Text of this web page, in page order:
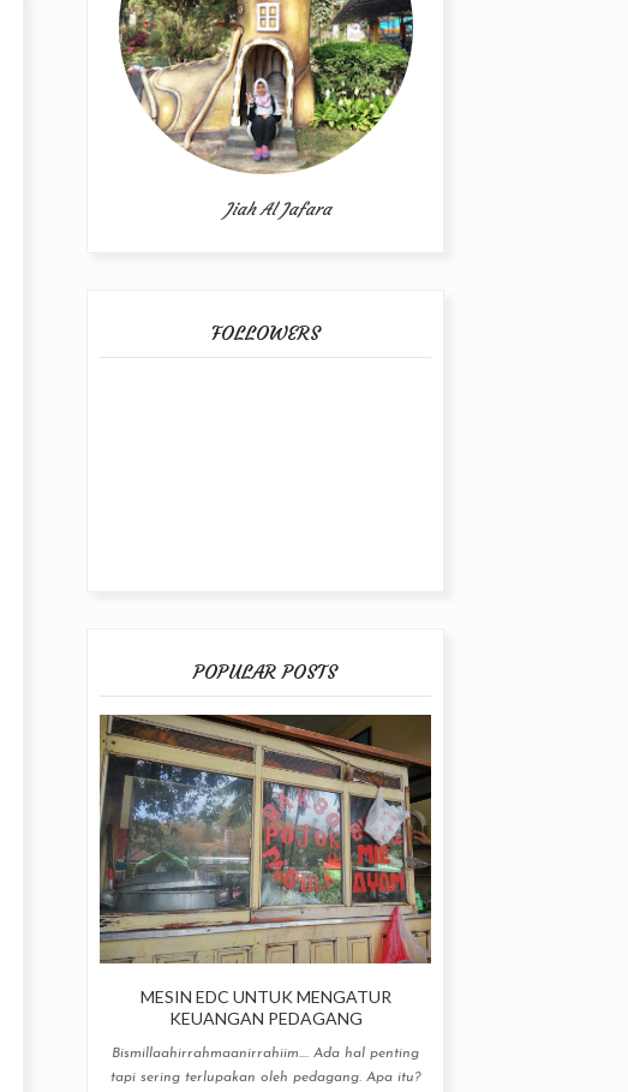
Jiah Al Jafara
FOLLOWERS
POPULAR POSTS
MESIN EDC UNTUK MENGATUR
KEUANGAN PEDAGANG
Bismillaahirrahmaanirrahiim.... Ada hal penting
tapi sering terlupakan oleh pedagang. Apa itu?